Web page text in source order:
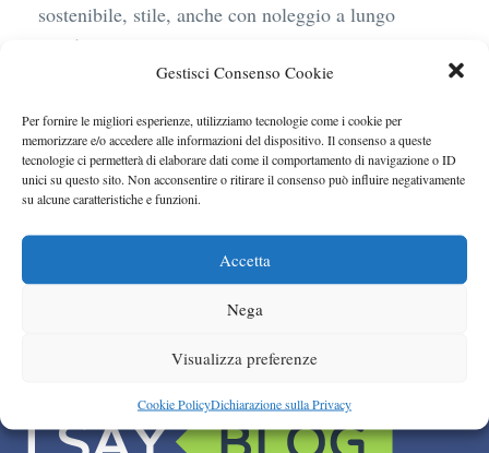
Gestisci Consenso Cookie
Per fornire le migliori esperienze, utilizziamo tecnologie come i cookie per
memorizzare e/o accedere alle informazioni del dispositivo. Il consenso a queste
tecnologie ci permetterà di elaborare dati come il comportamento di navigazione o ID
unici su questo sito. Non acconsentire o ritirare il consenso può influire negativamente
su alcune caratteristiche e funzioni.
Accetta
Nega
Visualizza preferenze
Cookie PolicyDichiarazione sulla Privacy
sostenibile, stile, anche con noleggio a lungo
termine
Ufficiale l’arrivo degli stop lampeggianti
obbligatori in Italia
Le caratteristiche del motore Turbo 100 di
Peugeot
aspetti al momento del ritiro